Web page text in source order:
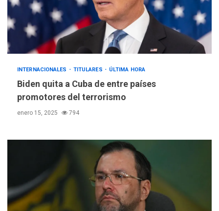
INTERNACIONALES TITULARES ÚLTIMA HORA
Biden quita a Cuba de entre países
promotores del terrorismo
enero 15, 2025 794